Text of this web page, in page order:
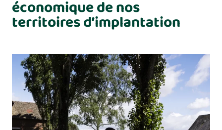
économique de nos
territoires d’implantation